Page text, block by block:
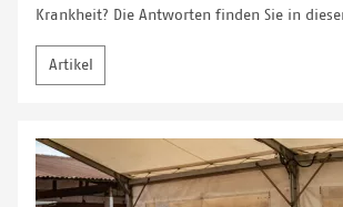
Krankheit? Die Antworten finden Sie in
Artikel